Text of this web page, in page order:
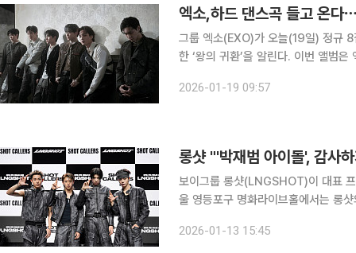
엑소,하드 댄스곡 들고 온
그룹 엑소(EXO)가 오늘(19일) 정규
한 ‘왕의 귀환’을 알린다. 이번 앨범은 엑소가 약 2년 6개월 만에 새롭게 발표하는 앨범으로, 이날
튜브 채널 ‘SMTOWN’을 통해 동시에
2026-01-19 09:57
롱샷 "'박재범 아이돌', 감사
보이그룹 롱샷(LNGSHOT)이 대표 프로듀
울 영등포구 명화라이브홀에서는 롱
(Moonwalkin)'과 선공개곡 '쏘씬
2026-01-13 15:45